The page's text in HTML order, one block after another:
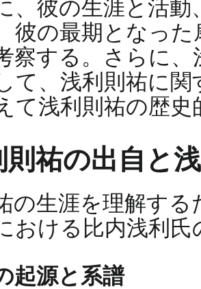
、彼の生涯と活
彼の最期となっ
察する。さらに
て、浅利則祐に
て浅利則祐の歴史
則祐の出自と
の生涯を理解す
おける比内浅利氏
起源と系譜